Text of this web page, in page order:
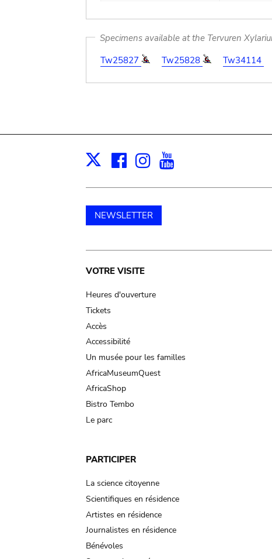
Specimens available at the Tervuren
Tw25827
Tw25828 Tw34114
X Facebook
Instagram
NEWSLETTER
Main
navigation
VOTRE VISITE
Heures d'ouverture
Tickets
Accès
Accessibilité
Un musée pour les familles
AfricaMuseumQuest
AfricaShop
Bistro Tembo
Le parc
PARTICIPER
La science citoyenne
Scientifiques en résidence
Artistes en résidence
Journalistes en résidence
Bénévoles